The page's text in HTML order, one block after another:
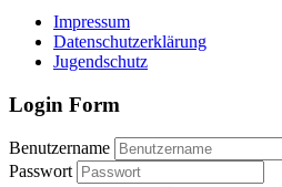
Impressum
Datenschutzerklärung
Jugendschutz
Login Form
Benutzername
Passwort